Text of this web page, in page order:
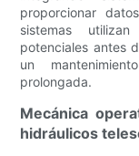
proporcionar
sistemas
potenciales antes
un
prolongada.
Mecánica
hidráulicos